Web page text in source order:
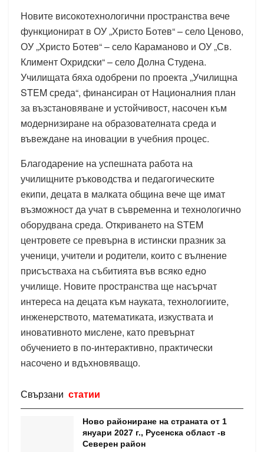
Новите високотехнологични пространства вече
функционират в ОУ „Христо Ботев“ – село Ценово,
ОУ „Христо Ботев“ – село Караманово и ОУ „Св.
Климент Охридски“ – село Долна Студена.
Училищата бяха одобрени по проекта „Училищна
STEM среда“, финансиран от Националния план
за възстановяване и устойчивост, насочен към
модернизиране на образователната среда и
въвеждане на иновации в учебния процес.
Благодарение на успешната работа на
училищните ръководства и педагогическите
екипи, децата в малката община вече ще имат
възможност да учат в съвременна и технологично
оборудвана среда. Откриването на STEM
центровете се превърна в истински празник за
ученици, учители и родители, които с вълнение
присъстваха на събитията във всяко едно
училище. Новите пространства ще насърчат
интереса на децата към науката, технологиите,
инженерството, математиката, изкуствата и
иновативното мислене, като превърнат
обучението в по-интерактивно, практически
насочено и вдъхновяващо.
Свързани статии
Ново райониране на страната от 1
януари 2027 г., Русенска област -в
Северен район